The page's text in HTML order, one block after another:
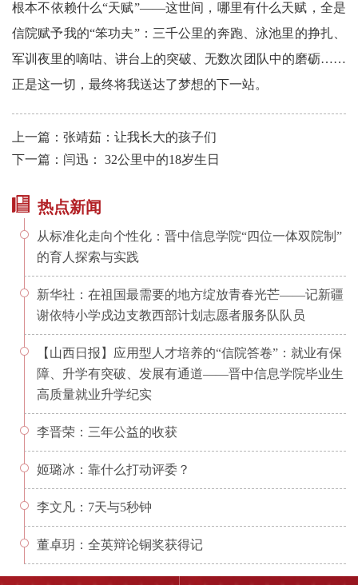
根本不依赖什么“天赋”——这世间，哪里有什么天赋，全是
信院赋予我的“笨功夫”：三千公里的奔跑、泳池里的挣扎、
军训夜里的嘀咕、讲台上的突破、无数次团队中的磨砺……
正是这一切，最终将我送达了梦想的下一站。
上一篇：张靖茹：让我长大的孩子们
下一篇：闫迅： 32公里中的18岁生日
热点新闻
从标准化走向个性化：晋中信息学院“四位一体双院制”
的育人探索与实践
新华社：在祖国最需要的地方绽放青春光芒——记新疆
谢依特小学戍边支教西部计划志愿者服务队队员
【山西日报】应用型人才培养的“信院答卷”：就业有保
障、升学有突破、发展有通道——晋中信息学院毕业生
高质量就业升学纪实
李晋荣：三年公益的收获
姬璐冰：靠什么打动评委？
李文凡：7天与5秒钟
董卓玥：全英辩论铜奖获得记